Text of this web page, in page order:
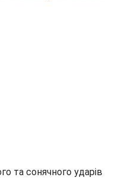
та сонячного ударів